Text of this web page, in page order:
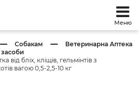
Меню
Собакам
Ветеринарна Аптека
від бліх, кліщів, гельмінтів з
вагою 0,5-2,5-10 кг